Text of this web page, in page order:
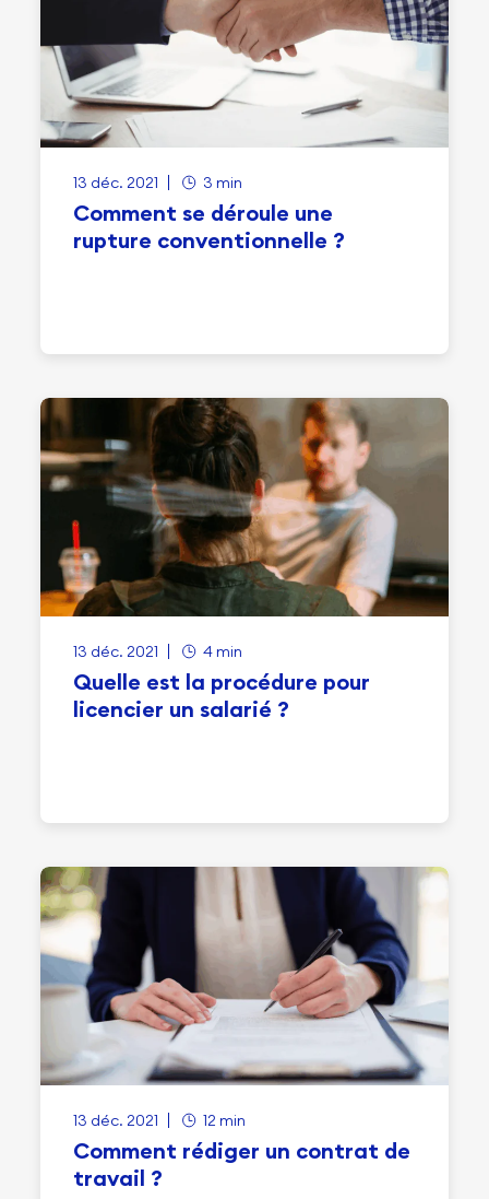
13 déc. 2021 3 min
Comment se déroule une
rupture conventionnelle ?
13 déc. 2021 4 min
Quelle est la procédure pour
licencier un salarié ?
13 déc. 2021 12 min
Comment rédiger un contrat de
travail ?